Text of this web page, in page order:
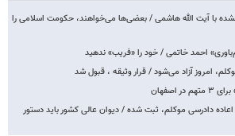
با آیت الله هاشمی / بعضی‌ها می‌خواهند، حکومت اسلامی را
احمد خاتمی / خود را «فریب» ندهید
امروز آزاد می‌شود / قرار وثیقه ، قبول شد
اصفهان
دادرسی موکلم، ثبت شده / دیوان عالی کشور باید دستور